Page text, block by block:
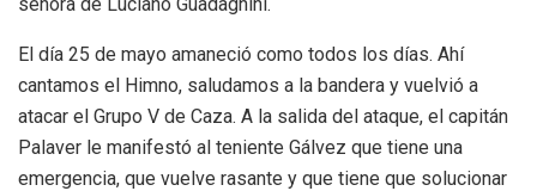
El día 25 de mayo amaneció como todos los días. Ahí
cantamos el Himno, saludamos a la bandera y vuelvió a
atacar el Grupo V de Caza. A la salida del ataque, el capitán
Palaver le manifestó al teniente Gálvez que tiene una
emergencia, que vuelve rasante y que tiene que solucionar